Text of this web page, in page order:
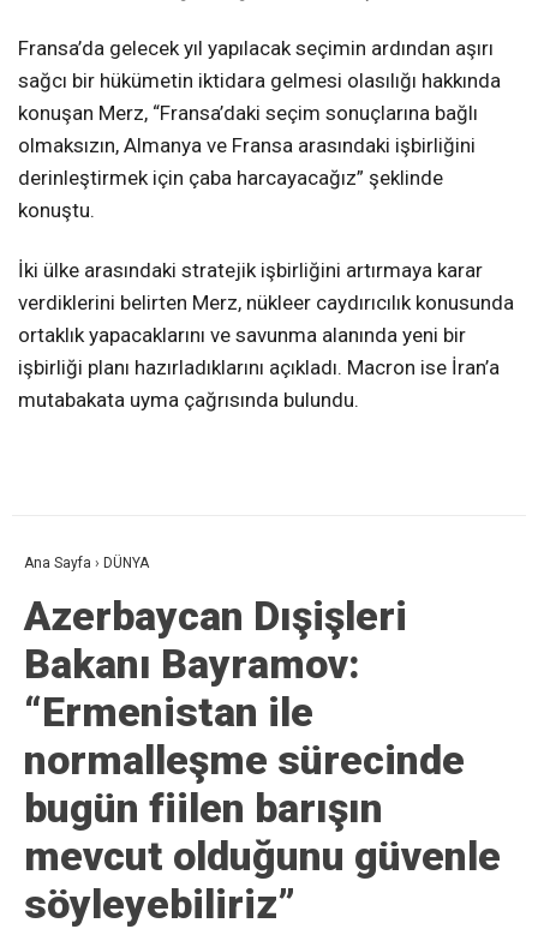
Fransa’da gelecek yıl yapılacak seçimin ardından aşırı
sağcı bir hükümetin iktidara gelmesi olasılığı hakkında
konuşan Merz, “Fransa’daki seçim sonuçlarına bağlı
olmaksızın, Almanya ve Fransa arasındaki işbirliğini
derinleştirmek için çaba harcayacağız” şeklinde
konuştu.
İki ülke arasındaki stratejik işbirliğini artırmaya karar
verdiklerini belirten Merz, nükleer caydırıcılık konusunda
ortaklık yapacaklarını ve savunma alanında yeni bir
işbirliği planı hazırladıklarını açıkladı. Macron ise İran’a
mutabakata uyma çağrısında bulundu.
Ana Sayfa › DÜNYA
Azerbaycan Dışişleri
Bakanı Bayramov:
“Ermenistan ile
normalleşme sürecinde
bugün fiilen barışın
mevcut olduğunu güvenle
söyleyebiliriz”